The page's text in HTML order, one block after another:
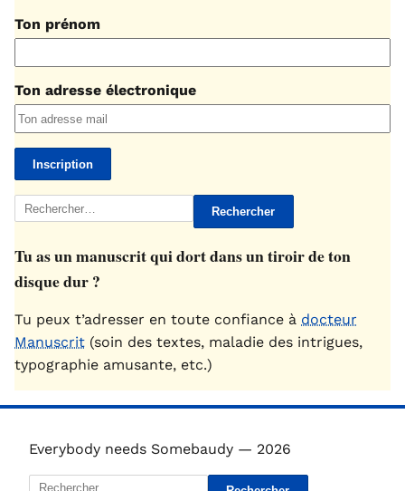
Ton prénom
Ton adresse électronique
Rechercher :
Tu as un manuscrit qui dort dans un tiroir de ton
disque dur ?
Tu peux t’adresser en toute confiance à docteur
Manuscrit (soin des textes, maladie des intrigues,
typographie amusante, etc.)
Everybody needs Somebaudy — 2026
Rechercher :